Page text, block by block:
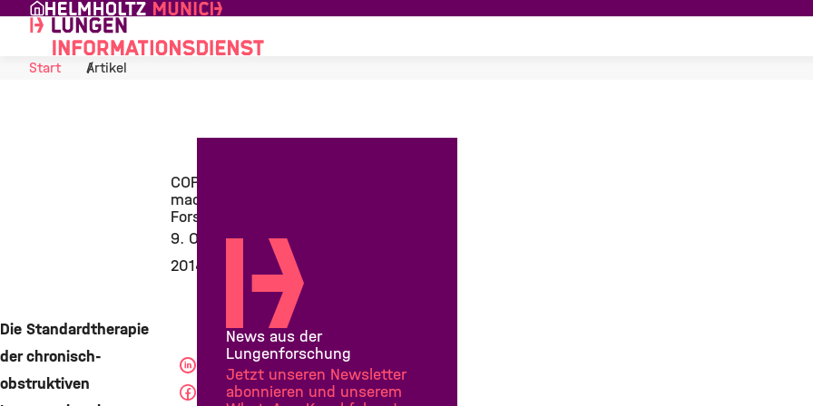
Skip to Content
Start
Artikel
COPD: Was
macht die
Forschung?
9. Oktober
2014
Die Standardtherapie
der chronisch-
obstruktiven
Teilen
Teilen
News aus der
Lungenforschung
Jetzt unseren Newsletter
abonnieren und unserem